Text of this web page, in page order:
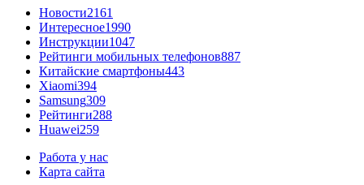
Новости2161
Интересное1990
Инструкции1047
Рейтинги мобильных телефонов887
Китайские смартфоны443
Xiaomi394
Samsung309
Рейтинги288
Huawei259
Работа у нас
Карта сайта